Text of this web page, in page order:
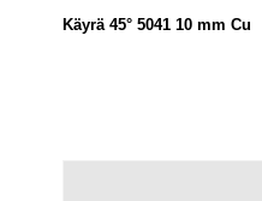
Käyrä 45° 5041 10 mm Cu